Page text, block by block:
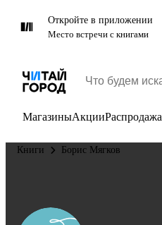
Откройте в приложении
Место встречи с книгами
МагазиныАкцииРаспродажа
Книги Борис Мягков